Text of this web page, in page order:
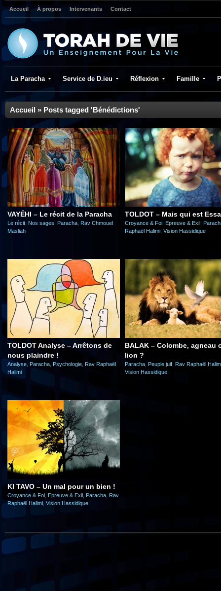
Accueil À propos Intervenants Contact
La Paracha Service de D.ieu Réflexion Famille
Accueil » Posts tagged 'Bénédictions'
VAYÉHI – Le récit de la Paracha
Le récit Nos sages Paracha Rav Chmouel
Masliah
TOLDOT – Mais qui est
Croyance & Foi Epreuve & Exil
Raphaël Halimi Vision Hassidique
TOLDOT Analyse – Arrêtons de
nous plaindre !
Analyse Paracha Psychologie Rav Raphaël
Halimi
BALAK – Colombe, agneau
lion ?
Paracha Peuple juif Rav Raphaël
Vision Hassidique
KI TAVO – Un mal pour un bien !
Croyance & Foi Epreuve & Exil Paracha Rav
Raphaël Halimi Vision Hassidique